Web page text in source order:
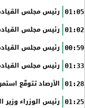
01:05 رئيس مجلس
01:02 رئيس مجلس
00:59 رئيس مجلس
01:33 رئيس مجلس
01:28 الأرصاد تتوقّع
01:25 رئيس الوزراء وزير